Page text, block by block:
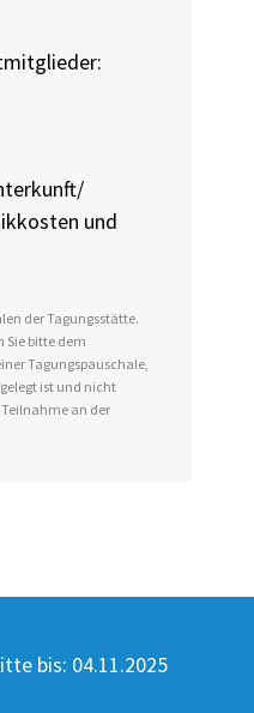
und
der Tagungsstätte.
Sie bitte dem
Tagungspauschale,
ist und nicht
an der
bis: 04.11.2025